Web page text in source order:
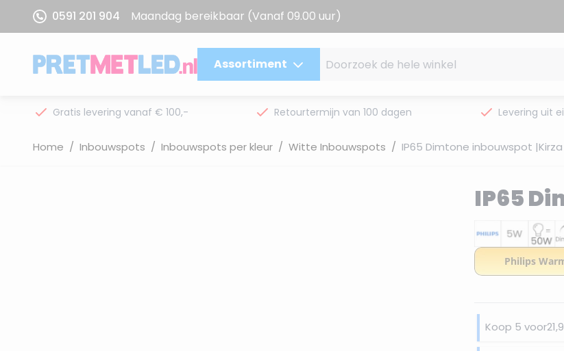
Ga naar de inhoud
0591 201 904 Maandag bereikbaar (Vanaf 09.00 uur)
Assortiment
Gratis levering vanaf € 100,- Retourtermijn van 100 dagen Levering uit
Home / Inbouwspots / Inbouwspots per kleur / Witte Inbouwspots / IP65 Dimtone inbouwspot |Kirza
IP65
Koop 5 voor